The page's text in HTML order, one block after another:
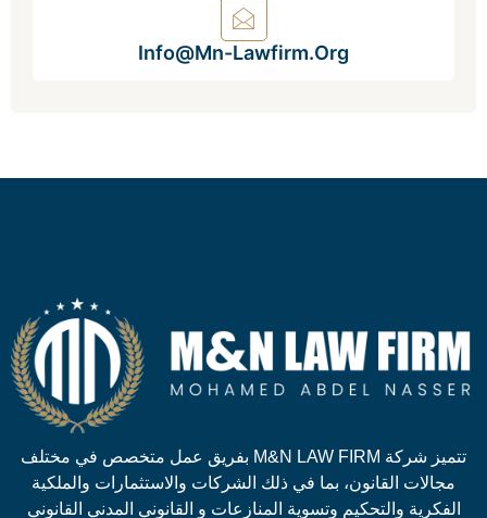
Info@mn-Lawfirm.org
تتميز شركة M&N LAW FIRM بفريق عمل متخصص في مختلف
مجالات القانون، بما في ذلك الشركات والاستثمارات والملكية
والتحكيم وتسوية المنازعات و القانوني المدني القانوني